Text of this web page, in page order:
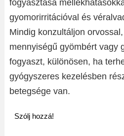
fogyasztása
gyomorirritációval és
Mindig konzultáljon
mennyiségű gyömbért vagy
fogyaszt, különösen, ha
gyógyszeres kezelésben
betegsége van.
Szólj hozzá!